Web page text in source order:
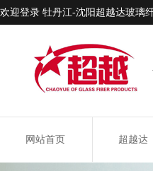
欢迎登录 牡丹江-沈阳超越达玻璃
网站首页 超越达